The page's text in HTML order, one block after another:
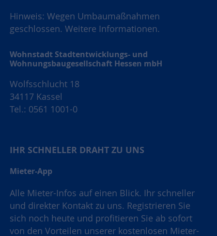
Hinweis: Wegen Umbaumaßnahmen
geschlossen. Weitere Informationen.
Wohnstadt Stadtentwicklungs- und
Wohnungsbaugesellschaft Hessen mbH
Wolfsschlucht 18
34117 Kassel
Tel.: 0561 1001-0
IHR SCHNELLER DRAHT ZU UNS
Mieter-App
Alle Mieter-Infos auf einen Blick. Ihr schneller
und direkter Kontakt zu uns. Registrieren Sie
sich noch heute und profitieren Sie ab sofort
von den Vorteilen unserer kostenlosen Mieter-